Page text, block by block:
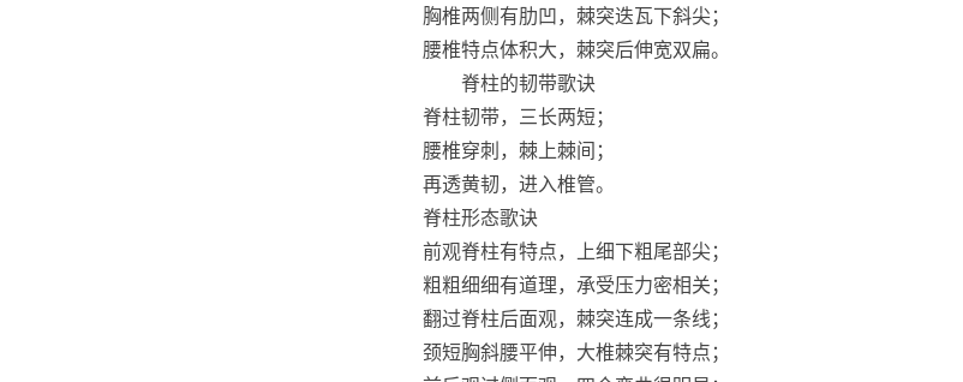
胸椎两侧有肋凹，棘突迭瓦下斜尖；
腰椎特点体积大，棘突后伸宽双扁。
脊柱的韧带歌诀
脊柱韧带，三长两短；
腰椎穿刺，棘上棘间；
再透黄韧，进入椎管。
脊柱形态歌诀
前观脊柱有特点，上细下粗尾部尖；
粗粗细细有道理，承受压力密相关；
翻过脊柱后面观，棘突连成一条线；
颈短胸斜腰平伸，大椎棘突有特点；